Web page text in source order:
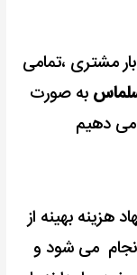
مشتری ،تمامی
به صورت
می دهیم
هزینه بهینه از
می شود و